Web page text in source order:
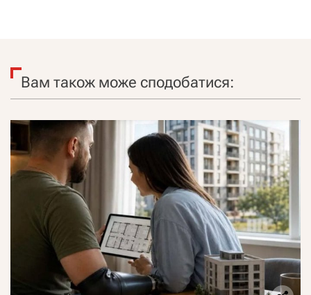
Вам також може сподобатися: